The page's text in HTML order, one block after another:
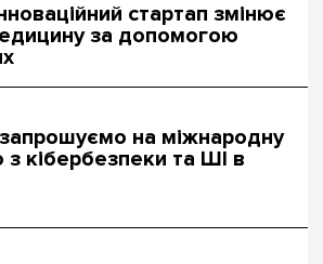
стартап змінює
за допомогою
на міжнародну
кібербезпеки та ШІ в